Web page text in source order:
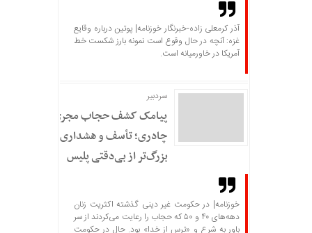
آذر کرمعلی زاده-خبرنگار خوزنامه| پوتین درباره وقایع
غزه: آنچه در حال وقوع است نمونه بارز شکست خط
آمریکا در خاورمیانه است.
سردبير
پیامک کشف حجاب مجری
چادری؛ تأسف و هشداری
بزرگ‌تر از بی‌دقتی پلیس
خوزنامه| در حکومت غیر دینی گذشته اکثریت زنان
دهه‌های ۴۰ و ۵۰ که حجاب را رعایت می‌کردند از سر
باور به شرع و «ترس از خدا» بود. حال در حکومت